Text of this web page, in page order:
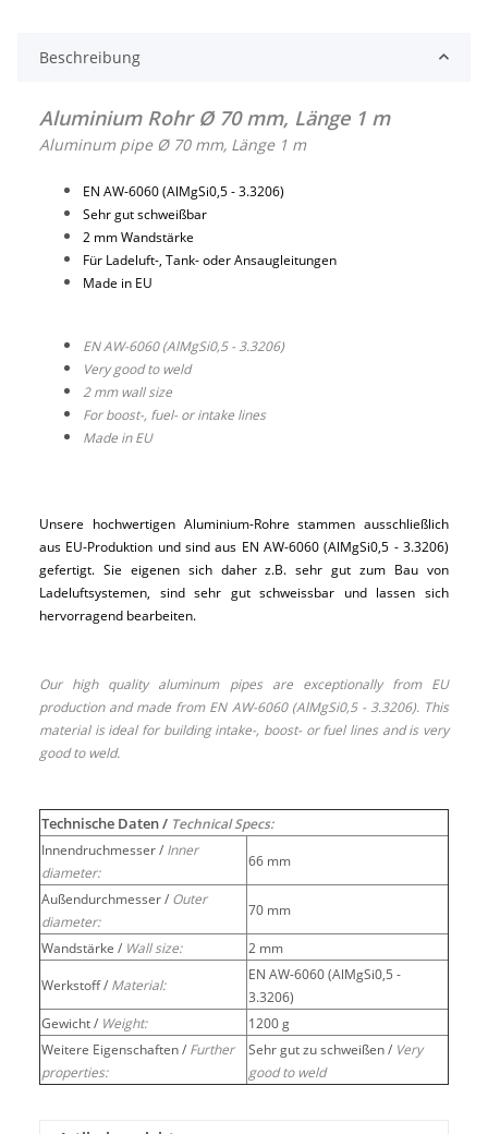
Beschreibung
Aluminium Rohr Ø 70 mm, Länge 1 m
Aluminum pipe Ø 70 mm, Länge 1 m
EN AW-6060 (AlMgSi0,5 - 3.3206)
Sehr gut schweißbar
2 mm Wandstärke
Für Ladeluft-, Tank- oder Ansaugleitungen
Made in EU
EN AW-6060 (AlMgSi0,5 - 3.3206)
Very good to weld
2 mm wall size
For boost-, fuel- or intake lines
Made in EU
Unsere hochwertigen Aluminium-Rohre stammen ausschließlich
aus EU-Produktion und sind aus EN AW-6060 (AlMgSi0,5 - 3.3206)
gefertigt. Sie eigenen sich daher z.B. sehr gut zum Bau von
Ladeluftsystemen, sind sehr gut schweissbar und lassen sich
hervorragend bearbeiten.
Our high quality aluminum pipes are exceptionally from EU
production and made from EN AW-6060 (AlMgSi0,5 - 3.3206). This
material is ideal for building intake-, boost- or fuel lines and is very
good to weld.
Technische Daten / Technical Specs:
Innendruchmesser / Inner
diameter:
66 mm
Außendurchmesser / Outer
diameter:
70 mm
Wandstärke / Wall size:
2 mm
Werkstoff / Material:
EN AW-6060 (AlMgSi0,5 -
3.3206)
Gewicht / Weight:
1200 g
Weitere Eigenschaften / Further
properties:
Sehr gut zu schweißen / Very
good to weld